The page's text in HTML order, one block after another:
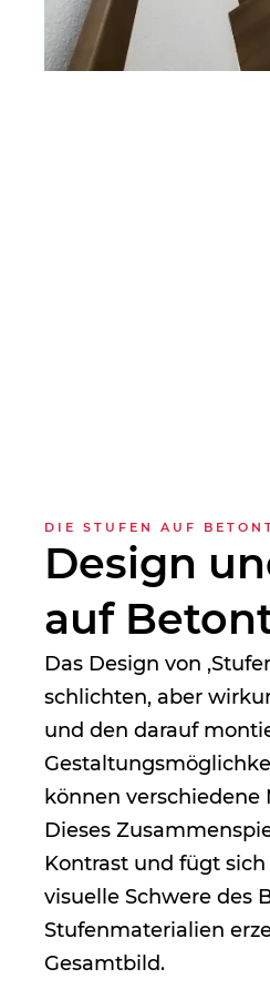
DIE STUFEN AUF
Design
auf
Das Design von
schlichten, aber
und den darauf
können
Dieses
Kontrast und fügt
visuelle Schwere des
Stufenmaterialien
Gesamtbild.